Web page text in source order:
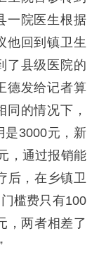
一院医生根据
他回到镇卫生
了县级医院的
德发给记者算
的情况下，
是3000元，新
，通过报销能
后，在乡镇卫
槛费只有100
，两者相差了